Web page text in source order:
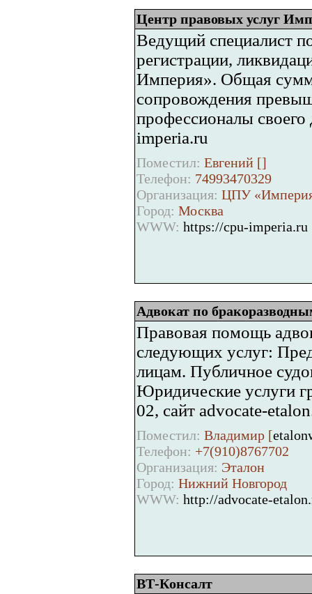
Центр правовых услуг
Ведущий специалист
регистрации,
Империя». Общая
сопровождения
профессионалы
imperia.ru
Поместил: Евгений []
Телефон: 74993470329
Организация: ЦПУ
Город: Москва
WWW: https://cpu-imperia.ru
Адвокат по
Правовая помощь
следующих услуг:
лицам. Публичное
Юридические услуги
02, сайт advocate-
Поместил: Владимир [
Телефон: +7(910)8767702
Организация: Эталон
Город: Нижний Новгород
WWW: http://advocate-
ВТ-Консалт